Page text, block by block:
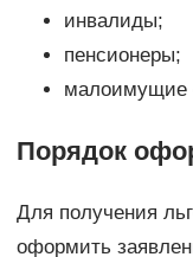
инвалиды;
пенсионеры;
малоимущие
Порядок
Для получения
оформить